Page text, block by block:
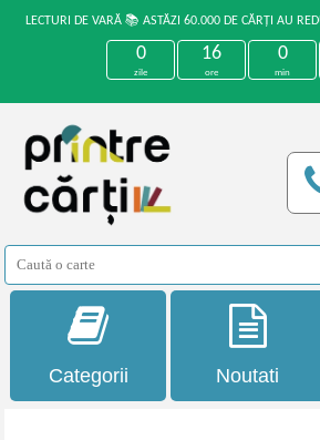
LECTURI DE VARĂ 📚 ASTĂZI 60.000 DE CĂRȚI AU
0
zile
16
ore
0
min
Categorii Noutati